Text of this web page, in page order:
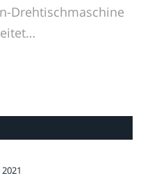
Drehtischmaschine